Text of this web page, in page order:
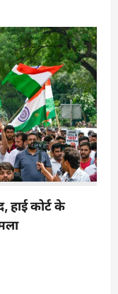
हाई कोर्ट के